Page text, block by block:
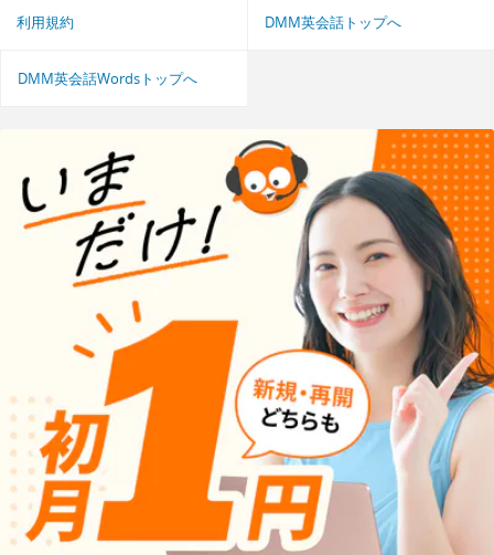
利用規約 DMM英会話トップへ
DMM英会話Wordsトップへ